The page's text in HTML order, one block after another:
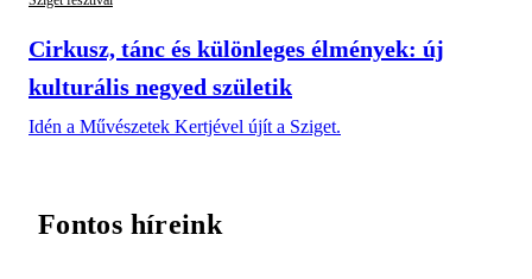
Cirkusz, tánc és különleges élmények: új
kulturális negyed születik
Idén a Művészetek Kertjével újít a Sziget.
Fontos híreink